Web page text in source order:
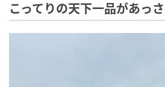
こってりの天下一品があっ